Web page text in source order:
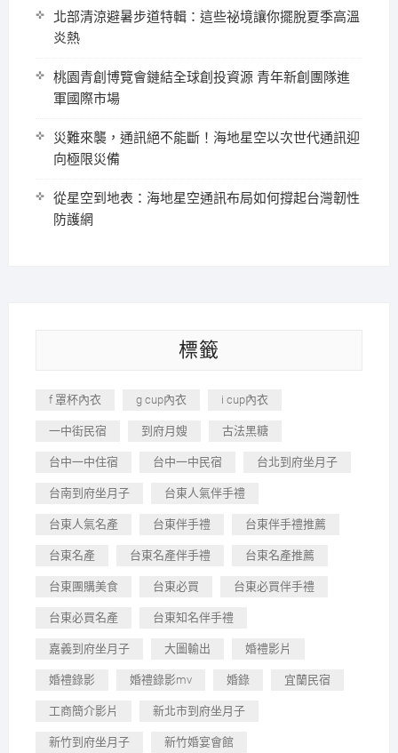
北部清涼避暑步道特輯：這些祕境讓你擺脫夏季高溫
炎熱
桃園青創博覽會鏈結全球創投資源 青年新創團隊進
軍國際市場
災難來襲，通訊絕不能斷！海地星空以次世代通訊迎
向極限災備
從星空到地表：海地星空通訊布局如何撐起台灣韌性
防護網
標籤
f 罩杯內衣 g cup內衣 i cup內衣
一中街民宿 到府月嫂 古法黑糖
台中一中住宿 台中一中民宿 台北到府坐月子
台南到府坐月子 台東人氣伴手禮
台東人氣名產 台東伴手禮 台東伴手禮推薦
台東名產 台東名產伴手禮 台東名產推薦
台東團購美食 台東必買 台東必買伴手禮
台東必買名產 台東知名伴手禮
嘉義到府坐月子 大圖輸出 婚禮影片
婚禮錄影 婚禮錄影mv 婚錄 宜蘭民宿
工商簡介影片 新北市到府坐月子
新竹到府坐月子 新竹婚宴會館